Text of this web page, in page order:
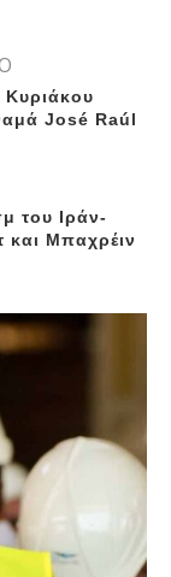
José Raúl
του Ιράν-
και Μπαχρέιν